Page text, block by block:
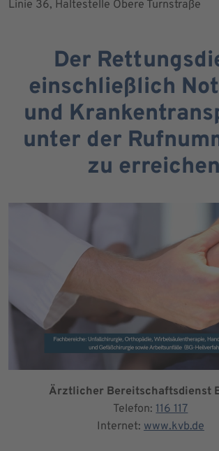
Linie 36, Haltestelle Obere Turnstraße
Der
einschließlich
und
unter der
zu
Ärztlicher Bereitschaftsdienst
Telefon:116 117
Internet: www.kvb.de